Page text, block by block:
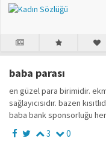
baba parası
en güzel para birimidir.
sağlayıcısıdır. bazen
baba bank sponsorluğu
3 0